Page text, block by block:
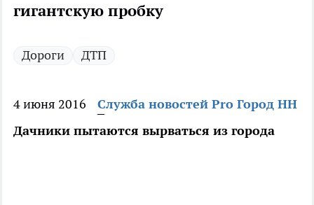
гигантскую пробку
Дороги ДТП
4 июня 2016
Служба новостей Pro Город НН
Дачники пытаются вырваться из города